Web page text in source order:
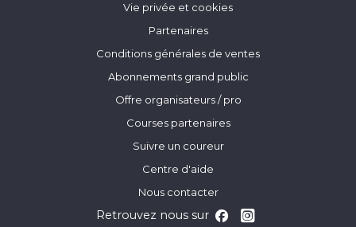
Vie privée et cookies
Partenaires
Conditions générales de ventes
Abonnements grand public
Offre organisateurs / pro
Courses partenaires
Suivre un coureur
Centre d'aide
Nous contacter
Retrouvez nous sur